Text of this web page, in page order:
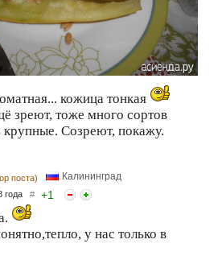
кожица тонкая
зреют, тоже много сортов
крупные. Созреют, покажу.
поста) Калининград
года # +1
у нас только в